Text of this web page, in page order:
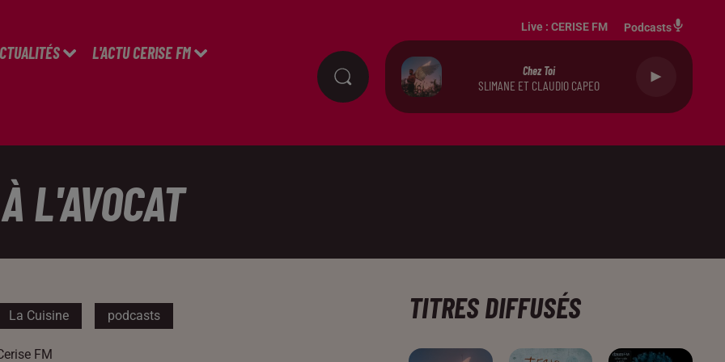
L'ACTU CERISE FM
Live : CERISE FM Podcasts
Chez Toi
SLIMANE ET CLAUDIO CAPEO
L'AVOCAT
La Cuisine podcasts
FM
TITRES DIFFUSÉS